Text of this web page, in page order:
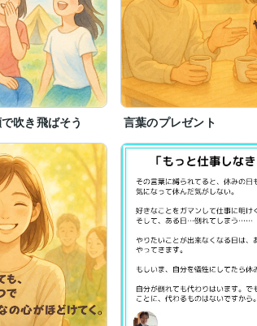
吹き飛ばそう 言葉のプレゼント